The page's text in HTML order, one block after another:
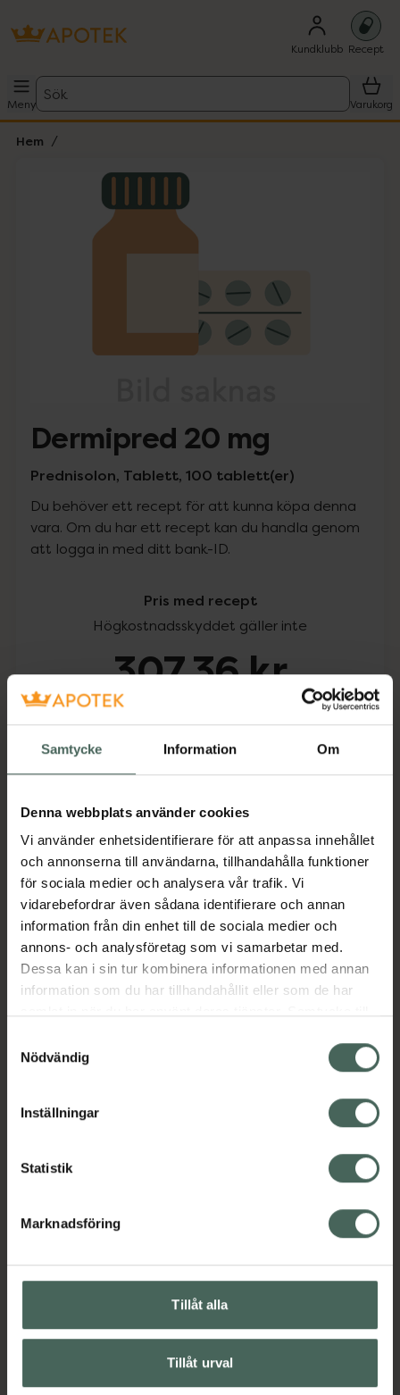
Samtycke Information Om
Denna webbplats använder cookies
Vi använder enhetsidentifierare för att anpassa innehållet
och annonserna till användarna, tillhandahålla funktioner
för sociala medier och analysera vår trafik. Vi
vidarebefordrar även sådana identifierare och annan
information från din enhet till de sociala medier och
annons- och analysföretag som vi samarbetar med.
Dessa kan i sin tur kombinera informationen med annan
information som du har tillhandahållit eller som de har
återkalla ditt samtycke via webbplatsens
cookieinställningar. Ett återkallat samtycke påverkar inte
lagligheten av behandling som skett innan återkallelsen.
Nödvändig
Inställningar
Statistik
Marknadsföring
Tillåt alla
Tillåt urval
Kundklubb Recept
Meny
Sök
Varukorg
Hem
Lista: . Innehåller 1 objekt.
Dermipred 20 mg
Prednisolon, Tablett, 100 tablett(er)
Du behöver ett recept för att kunna köpa denna
vara. Om du har ett recept kan du handla genom
att logga in med ditt bank-ID.
Pris med recept
Högkostnadsskyddet gäller inte
307,36 kr
Köp via ditt recept
Aktuella erbjudanden
Beskrivning
Läs alltid bipacksedeln innan
användning.
EAN:07046261172486
Kronans Apotek finns här för dig. Du hittar oss från Skåne i
datorn. Oavsett vem du är så är det vårt uppdrag att
hjälpa just dig att må lite bättre. Välkommen att prata
Handla tryggt
Leverans, betalning och retur
Kundklubb